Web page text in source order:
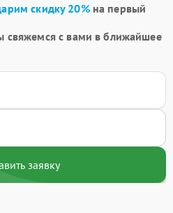
скидку 20%на первый
свяжемся с вами в ближайшее
заявку